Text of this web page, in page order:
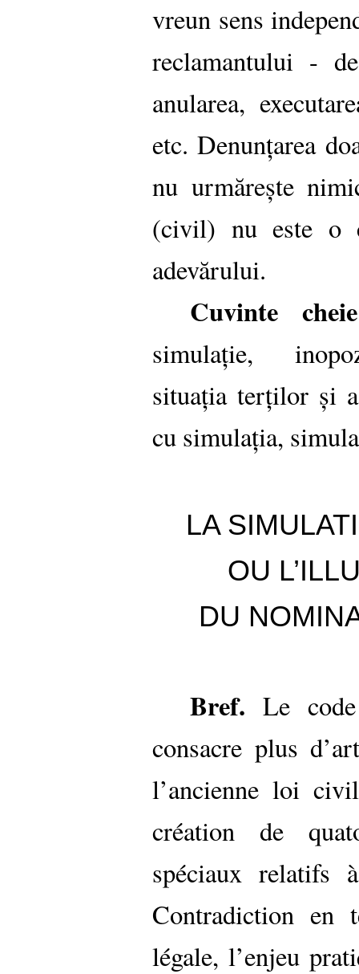
vreun sens
reclamantului -
anularea,
etc. Denunțarea
nu urmărește
(civil) nu este o
adevărului.
Cuvinte
simulație,
situația terților și
cu simulația,
LA
OU
DU
Bref. Le
consacre plus
l’ancienne loi
création de
spéciaux relatifs
Contradiction en
légale, l’enjeu